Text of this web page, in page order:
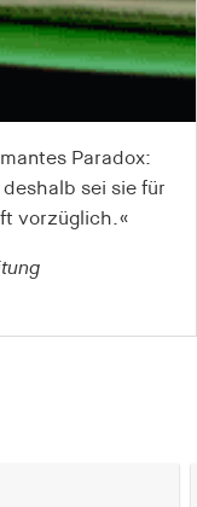
Paradox:
sei sie für
vorzüglich.«
etwas
drei Autoren
an.«